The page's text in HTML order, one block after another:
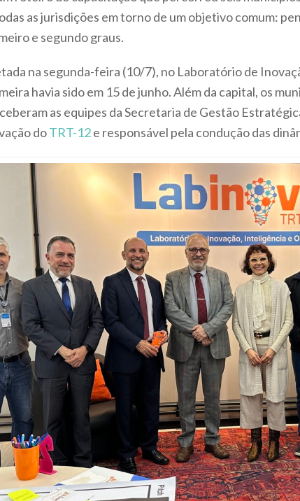
as jurisdições em torno de um objetivo comum:
e segundo graus.
na segunda-feira (10/7), no Laboratório de
havia sido em 15 de junho. Além da capital, os
as equipes da Secretaria de Gestão
doTRT-12e responsável pela condução das